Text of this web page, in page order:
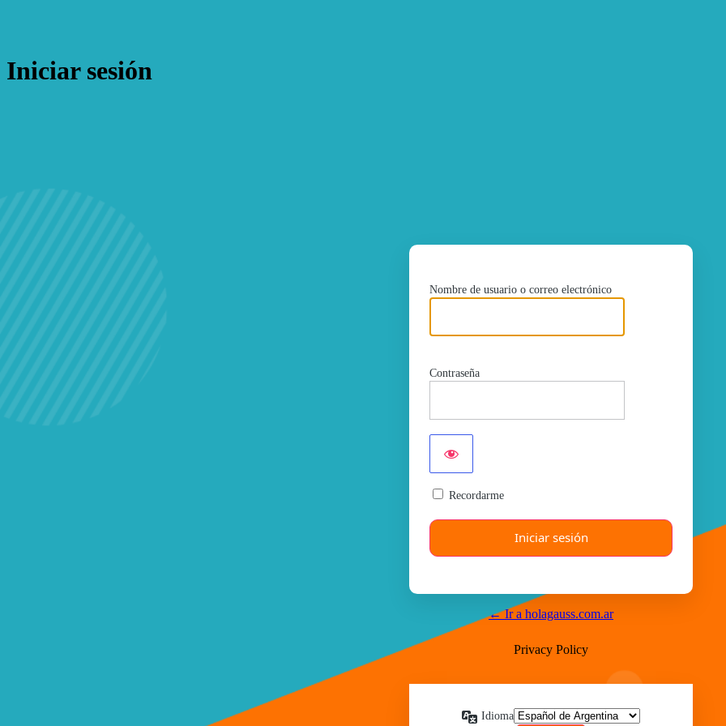
Iniciar sesión
Nombre de usuario o correo electrónico
Contraseña
Recordarme
← Ir a holagauss.com.ar
Privacy Policy
Idioma